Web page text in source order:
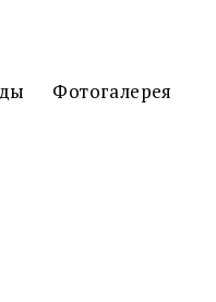
Фотогалерея